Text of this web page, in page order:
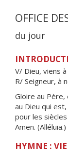
OFFICE
du jour
V/ Dieu, viens
R/ Seigneur, à
Gloire au Père,
au Dieu qui
pour les
Amen. (Alléluia.)
HYMNE :